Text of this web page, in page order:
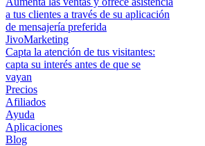
a tus clientes a través de su aplicación
de mensajería preferida
JivoMarketing
Capta la atención de tus visitantes:
capta su interés antes de que se
vayan
Precios
Afiliados
Ayuda
Aplicaciones
Blog